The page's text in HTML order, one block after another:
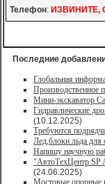
Телефон: ИЗВИНИТЕ,
Последние
Глобальная
Производственное
Мини-экскаватор
Гидравлические
(10.12.2025)
Требуются
Лед,блоки льда для
Напишу научную
"АвтоТехЦентр SP
(24.06.2025)
Мостовые опорные